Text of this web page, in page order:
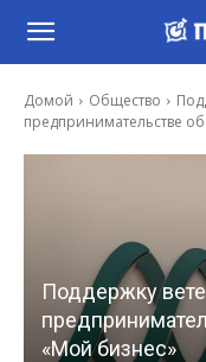
Домой Общество
предпринимательстве
Поддержку
«Мой бизнес»